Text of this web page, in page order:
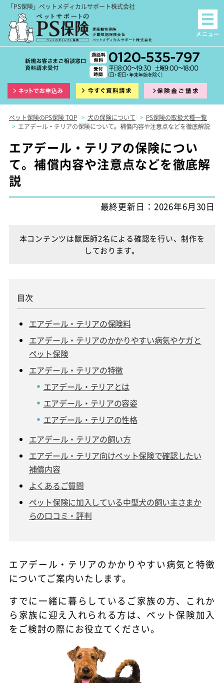
「PS保険」ペットメディカルサポート株式会社
インターネット申込 資料請求
ペット保険のPS保険 TOP > 犬の保険について > PS保険の取扱犬種一覧
> エアデール・テリアの保険について。補償内容や注意点などを徹底解説
エアデール・テリアの保険につい
て。補償内容や注意点などを徹底解
説
最終更新日：2026年6月30日
本コンテンツは獣医師2名による確認を行い、制作を
しております。
エアデール・テリアの保険料
エアデール・テリアのかかりやすい病気やケガと
ペット保険
エアデール・テリアの特徴
エアデール・テリアとは
エアデール・テリアの容姿
エアデール・テリアの性格
エアデール・テリアの飼い方
エアデール・テリア向けペット保険で確認したい
補償内容
よくあるご質問
ペット保険に加入している中型犬の飼い主さまか
らの口コミ・評判
エアデール・テリアのかかりやすい病気と特徴
についてご案内いたします。
すでに一緒に暮らしているご家族の方、これか
ら家族に迎え入れられる方は、ペット保険加入
をご検討の際にお役立てください。